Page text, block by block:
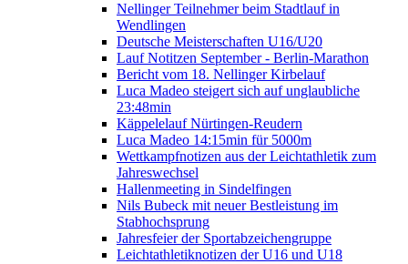
Nellinger Teilnehmer beim Stadtlauf in
Wendlingen
Deutsche Meisterschaften U16/U20
Lauf Notitzen September - Berlin-Marathon
Bericht vom 18. Nellinger Kirbelauf
Luca Madeo steigert sich auf unglaubliche
23:48min
Käppelelauf Nürtingen-Reudern
Luca Madeo 14:15min für 5000m
Wettkampfnotizen aus der Leichtathletik zum
Jahreswechsel
Hallenmeeting in Sindelfingen
Nils Bubeck mit neuer Bestleistung im
Stabhochsprung
Jahresfeier der Sportabzeichengruppe
Leichtathletiknotizen der U16 und U18